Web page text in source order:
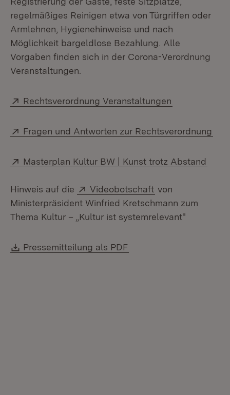
regelmäßiges Reinigen etwa von Türgriffen oder
Armlehnen, Hygienehinweise und nach
Möglichkeit bargeldlose Bezahlung. Alle
Vorgaben finden sich in der Corona-Verordnung
Veranstaltungen.
Extern:
Rechtsverordnung Veranstaltungen
Extern:
Fragen und Antworten zur Rechtsverordnung
Extern:
Masterplan Kultur BW | Kunst trotz Abstand
Hinweis auf die Extern:
Videobotschaft (Öffnet in neuem
von
Ministerpräsident Winfried Kretschmann zum
Thema Kultur – „Kultur ist systemrelevant"
Download:
Pressemitteilung als PDF